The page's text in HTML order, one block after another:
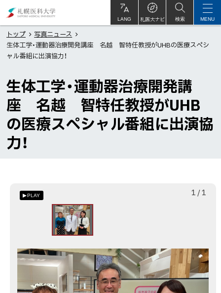
文
へ
メ
ー
医
科
大
学
LANG 札医大ナビ
サ
イ
検索 MENU
トップ
写真ニュース
生体工学・運動器治療開発講座 名越 智特任教授がUHBの医療スペシ
ャル番組に出演協力！
生体工学・運動器治療開発講
座 名越 智特任教授がUHB
の医療スペシャル番組に出演協
力！
PLAY 1 枚
/総
1
画
像
ス